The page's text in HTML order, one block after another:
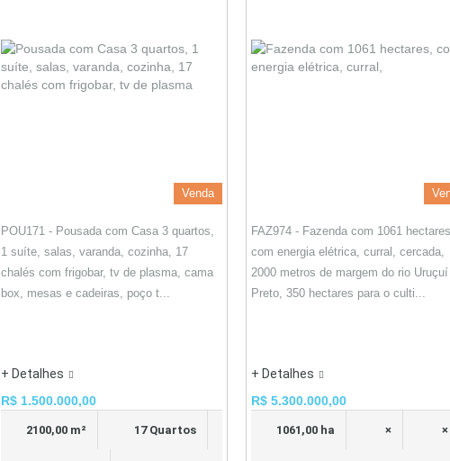
Venda
POU171 - Pousada com Casa 3 quartos,
1 suíte, salas, varanda, cozinha, 17
chalés com frigobar, tv de plasma, cama
box, mesas e cadeiras, poço t...
+ Detalhes
R$ 1.500.000,00
2100,00 m² 17 Quartos
FAZ974 - Fazenda com 1061
com energia elétrica, curral, cercada,
2000 metros de margem do rio Uruçuí
Preto, 350 hectares para o culti...
+ Detalhes
R$ 5.300.000,00
1061,00 ha × ×